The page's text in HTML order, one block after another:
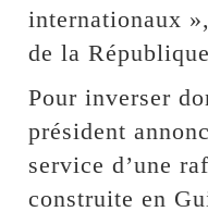
internationaux
de la
Pour inverser
président
service d’une
construite en